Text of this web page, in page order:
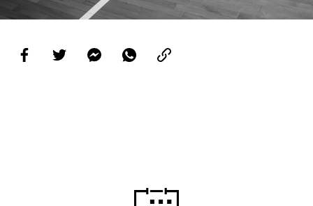
PROJETOS
LIGA BETCLIC MASCULINA